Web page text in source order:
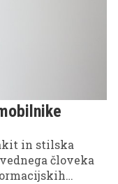
in stilska
človeka